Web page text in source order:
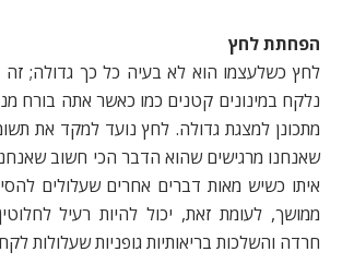
הפחתת לחץ
לחץ כשלעצמו הוא לא בעיה כל כך גדולה; זה
נלקח במינונים קטנים כמו כאשר אתה בורח
מתכונן למצגת גדולה. לחץ נועד למקד את
שאנחנו מרגישים שהוא הדבר הכי חשוב
איתו כשיש מאות דברים אחרים שעלולים
ממושך, לעומת זאת, יכול להיות רעיל
חרדה והשלכות בריאותיות גופניות שעלולות